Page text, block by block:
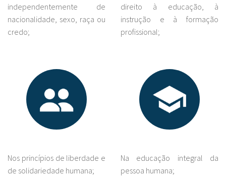
independentemente de
nacionalidade, sexo, raça ou
credo;
direito à educação, à
instrução e à formação
profissional;
Nos princípios de liberdade e
de solidariedade humana;
Na educação integral da
pessoa humana;